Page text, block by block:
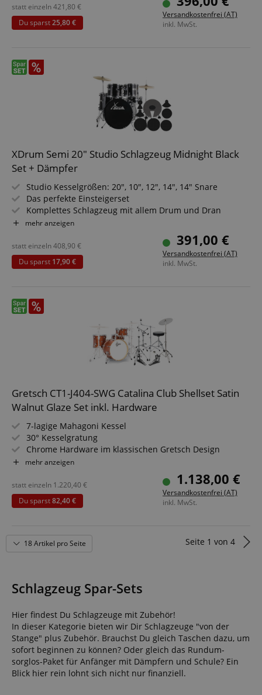
Sparset inkl. Galgenbeckenständer + Crash Becken
Versandkostenfrei (AT)
inkl. MwSt.
statt einzeln421,80 €
Du sparst25,80 €
XDrum Semi 20" Studio Schlagzeug Midnight Black
Set + Dämpfer
Studio Kesselgrößen: 20", 10", 12", 14", 14" Snare
Das perfekte Einsteigerset
Komplettes Schlagzeug mit allem Drum und Dran
Höhenverstellbarer Hocker
Inkl. Drumsticks, Aufbauanleitung und Schlagzeugschule
Sparset mit komplettem Dämpferset
mehr anzeigen
391,00 €
Versandkostenfrei (AT)
inkl. MwSt.
statt einzeln408,90 €
Du sparst 17,90 €
Gretsch CT1-J404-SWG Catalina Club Shellset Satin
Walnut Glaze Set inkl. Hardware
7-lagige Mahagoni Kessel
30° Kesselgratung
Chrome Hardware im klassischen Gretsch Design
Mini GTS 2-Punkt Tomaufhängung
Inkl. Einzeltomhalter
Finish: Satin Walnut Glaze
Inkl. XDrum Hardwaresatz
mehr anzeigen
1.138,00 €
Versandkostenfrei (AT)
inkl. MwSt.
statt einzeln 1.220,40 €
Du sparst82,40 €
18 Artikel pro Seite Seite 1 von 4
Schlagzeug Spar-Sets
Hier findest Du Schlagzeuge mit Zubehör!
In dieser Kategorie bieten wir Dir Schlagzeuge "von der
Stange" plus Zubehör. Brauchst Du gleich Taschen dazu, um
sofort beginnen zu können? Oder gleich das Rundum-
sorglos-Paket für Anfänger mit Dämpfern und Schule? Ein
Blick hier rein lohnt sich nicht nur finanziell.